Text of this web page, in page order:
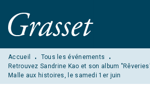
MENU RECHERCHE
PIED DE PAGE
Accueil • Tous les événements
•
Retrouvez Sandrine Kao et son album
Malle aux histoires, le samedi 1er juin